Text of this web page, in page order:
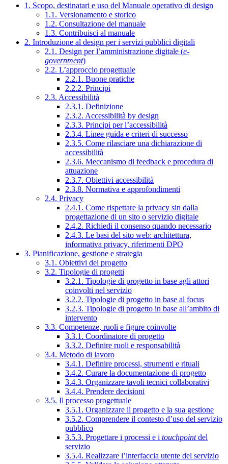
1. Scopo, destinatari e uso del Manuale operativo di design
1.1. Versionamento e storico
1.2. Consultazione del manuale
1.3. Contribuisci al manuale
2. Introduzione al design per i servizi pubblici digitali
2.1. Design per l’amministrazione digitale (e-
government)
2.2. L’approccio progettuale
2.2.1. Buone pratiche
2.2.2. Principi
2.3. Accessibilità
2.3.1. Definizione
2.3.2. Accessibilità by design
2.3.3. Principi per l’accessibilità
2.3.4. Linee guida e criteri di successo
2.3.5. Come rilasciare una dichiarazione di
accessibilità
2.3.6. Meccanismo di feedback e procedura di
attuazione
2.3.7. Obiettivi accessibilità
2.3.8. Normativa e approfondimenti
2.4. Privacy
2.4.1. Come rispettare la privacy sin dalla
progettazione di un sito o servizio digitale
2.4.2. Richiedi il consenso quando necessario
2.4.3. Le basi del sito web: architettura,
informativa privacy, riferimenti DPO
3. Pianificazione, gestione e strategia
3.1. Obiettivi del progetto
3.2. Tipologie di progetti
3.2.1. Tipologie di progetto in base agli attori
coinvolti nel servizio
3.2.2. Tipologie di progetto in base al focus
3.2.3. Tipologie di progetto in base all’ambito di
intervento
3.3. Competenze, ruoli e figure coinvolte
3.3.1. Coordinatore di progetto
3.3.2. Definire ruoli e responsabilità
3.4. Metodo di lavoro
3.4.1. Definire processi, strumenti e rituali
3.4.2. Curare la documentazione di progetto
3.4.3. Organizzare tavoli tecnici collaborativi
3.4.4. Prendere decisioni
3.5. Il processo progettuale
3.5.1. Organizzare il progetto e la sua gestione
3.5.2. Comprendere il contesto d’uso del servizio
pubblico
3.5.3. Progettare i processi e i touchpointdel
servizio
3.5.4. Realizzare l’interfaccia utente del servizio